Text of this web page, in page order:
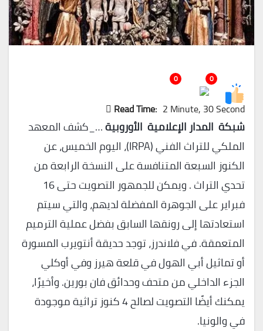
0
0
Read Time: 2 Minute, 30 Second
شبكة المدار الإعلامية الأوروبية…_كشف المعهد
الملكي للتراث الفني (IRPA)، اليوم الخميس، عن
الكنوز السبعة المتنافسة على النسخة الرابعة من
تحدي التراث . ويمكن للجمهور التصويت حتى 16
فبراير على الجوهرة المفضلة لديهم، والتي سيتم
استعادتها إلى رونقها السابق بفضل عملية الترميم
المتعمقة. في فلاندرز، توجد حديقة أنتويرب المسورة
أو تماثيل أبي الهول في قلعة هيرز وفي أوكلي
الجزء الداخلي من متحف وحدائق فان بورين. وأخيرًا،
يمكنك أيضًا التصويت لصالح 4 كنوز تراثية موجودة
في والونيا.